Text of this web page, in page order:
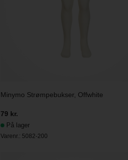
Minymo Strømpebukser, Offwhite
79 kr.
På lager
Varenr.: 5082-200